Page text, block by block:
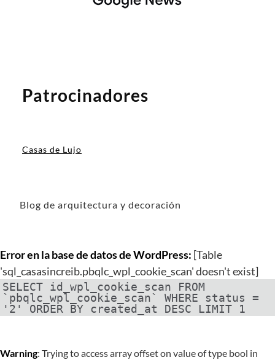
Patrocinadores
Casas de Lujo
Blog de arquitectura y decoración
Error en la base de datos de WordPress: [Table
'sql_casasincreib.pbqlc_wpl_cookie_scan' doesn't exist]
SELECT id_wpl_cookie_scan FROM
`pbqlc_wpl_cookie_scan` WHERE status =
'2' ORDER BY created_at DESC LIMIT 1
Warning: Trying to access array offset on value of type bool in